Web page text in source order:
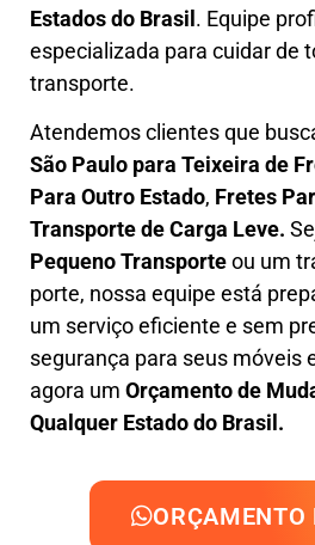
Estados do Brasil. Equipe
especializada para cuidar de
transporte.
Atendemos clientes que
São Paulo para Teixeira de
Para Outro Estado, Fretes
Transportede Carga Leve.
Pequeno Transporteou um
porte, nossa equipe está
um serviço eficiente e sem
segurança para seus móveis
agora um Orçamento de
Qualquer Estado do Brasil.
ORÇAMENTO